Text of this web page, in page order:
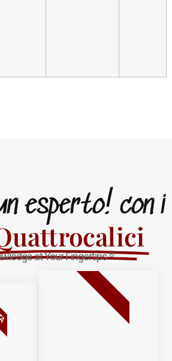
esperto! con i
at Your Fingertips®
BESTSELLER